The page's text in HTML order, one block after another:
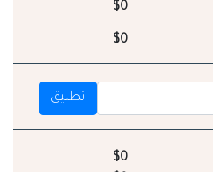
$0
$0
تطبيق
$0